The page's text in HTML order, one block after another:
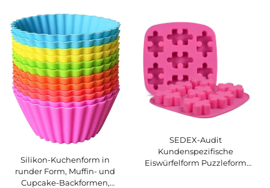
Lebkuchenmann,
handgefertigte DIY-Kekse
und Backform
Kuchendekoration
Silikon-Kuchenform in
runder Form, Muffin- und
Cupcake-Backformen,
SEDEX-Audit
Kundenspezifische
Eiswürfelform Puzzleform